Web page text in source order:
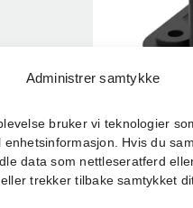
Administrer samtykke
bruker vi teknologier
Hvis du
data som nettleseratferd
trekker tilbake samtykket
og